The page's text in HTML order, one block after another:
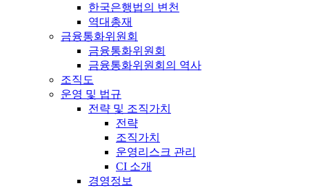
한국은행법의 변천
역대총재
금융통화위원회
금융통화위원회
금융통화위원회의 역사
조직도
운영 및 법규
전략 및 조직가치
전략
조직가치
운영리스크 관리
CI 소개
경영정보